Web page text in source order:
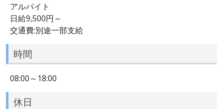
アルバイト
日給9,500円～
交通費:別途一部支給
時間
08:00～18:00
休日